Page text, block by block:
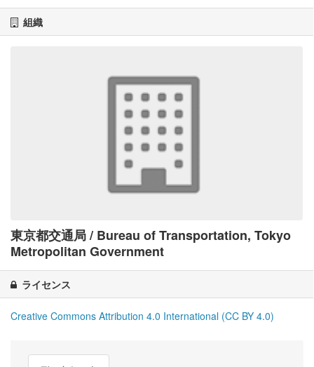
組織
東京都交通局 / Bureau of Transportation, Tokyo
Metropolitan Government
ライセンス
Creative Commons Attribution 4.0 International (CC BY 4.0)